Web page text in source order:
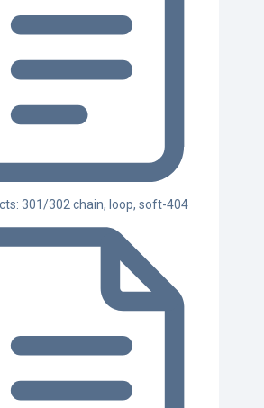
301/302 chain, loop, soft-404